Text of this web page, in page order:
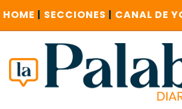
HOME | SECCIONES | CANAL DE